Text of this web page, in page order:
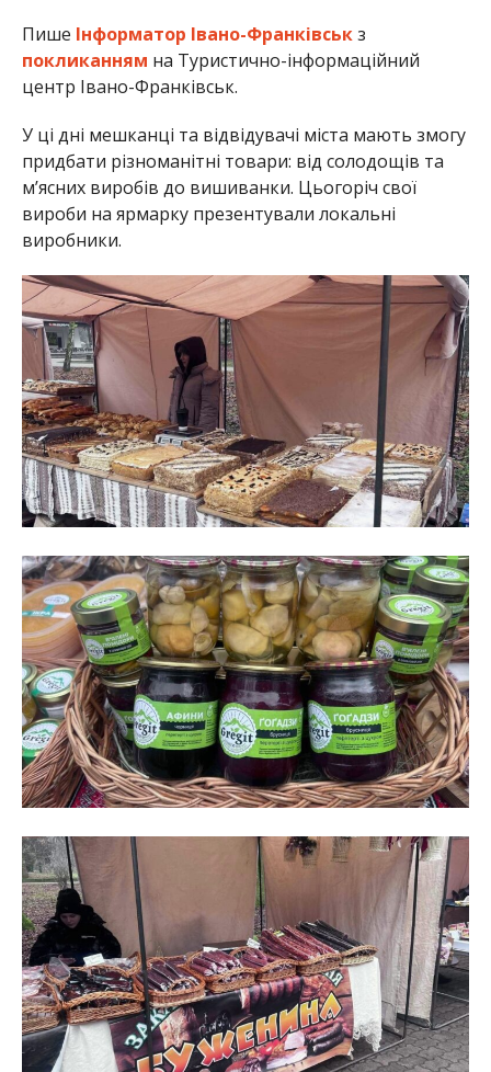
Пише Інформатор Івано-Франківськз
покликанням на Туристично-інформаційний
центр Івано-Франківськ.
У ці дні мешканці та відвідувачі міста мають змогу
придбати різноманітні товари: від солодощів та
м’ясних виробів до вишиванки. Цьогоріч свої
вироби на ярмарку презентували локальні
виробники.